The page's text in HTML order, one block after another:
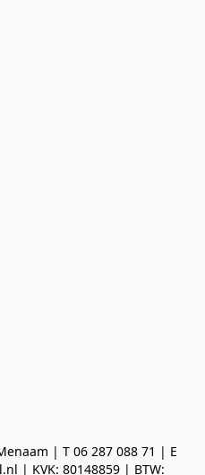
| T 06 287 088 71 | E
| KVK: 80148859 | BTW: